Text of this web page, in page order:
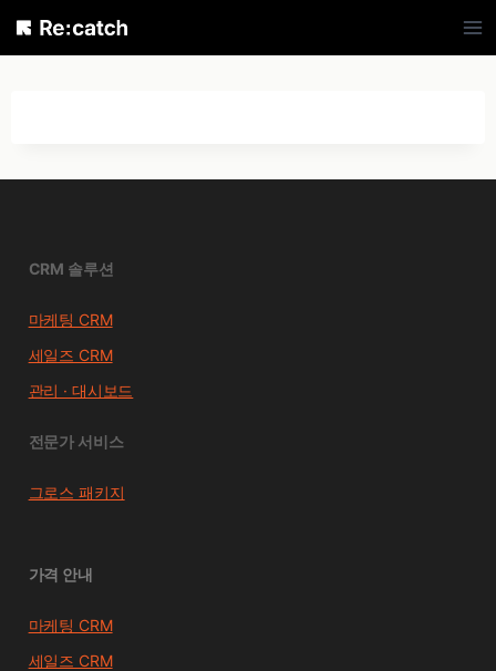
Skip
CRM 솔루션
마케팅 CRM
세일즈 CRM
관리 · 대시보드
전문가 서비스
그로스 패키지
가격 안내
마케팅 CRM
세일즈 CRM